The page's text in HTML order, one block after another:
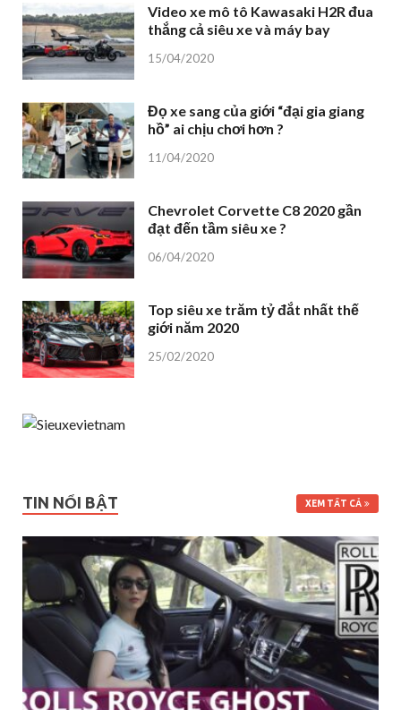
Video xe mô tô Kawasaki H2R đua
thắng cả siêu xe và máy bay
15/04/2020
Đọ xe sang của giới “đại gia giang
hồ” ai chịu chơi hơn ?
11/04/2020
Chevrolet Corvette C8 2020 gần
đạt đến tầm siêu xe ?
06/04/2020
Top siêu xe trăm tỷ đắt nhất thế
giới năm 2020
25/02/2020
TIN NỔI BẬT XEM TẤT CẢ